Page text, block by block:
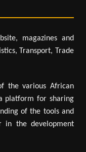
magazines and
Transport, Trade
the various African
platform for sharing
of the tools and
in the development